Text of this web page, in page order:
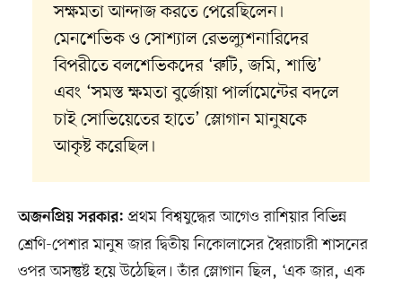
সক্ষমতা আন্দাজ করতে পেরেছিলেন।
মেনশেভিক ও সোশ্যাল রেভল্যুশনারিদের
বিপরীতে বলশেভিকদের ‘রুটি, জমি, শান্তি’
এবং ‘সমস্ত ক্ষমতা বুর্জোয়া পার্লামেন্টের বদলে
চাই সোভিয়েতের হাতে’ স্লোগান মানুষকে
আকৃষ্ট করেছিল।
অজনপ্রিয় সরকার: প্রথম বিশ্বযুদ্ধের আগেও রাশিয়ার বিভিন্ন
শ্রেণি-পেশার মানুষ জার দ্বিতীয় নিকোলাসের স্বৈরাচারী শাসনের
ওপর অসন্তুষ্ট হয়ে উঠেছিল। তাঁর স্লোগান ছিল, ‘এক জার, এক